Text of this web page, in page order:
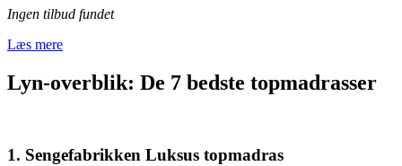
Ingen tilbud fundet
Læs mere
Lyn-overblik: De 7 bedste topmadrasser
1. Sengefabrikken Luksus topmadras